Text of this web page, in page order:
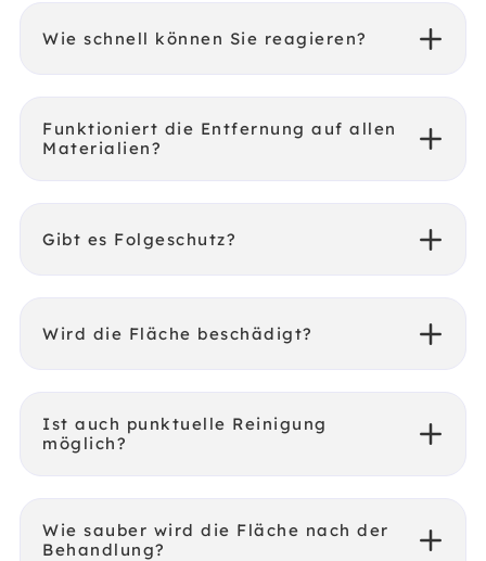
Wie schnell können Sie reagieren?
Funktioniert die Entfernung auf allen
Materialien?
Gibt es Folgeschutz?
Wird die Fläche beschädigt?
Ist auch punktuelle Reinigung
möglich?
Wie sauber wird die Fläche nach der
Behandlung?